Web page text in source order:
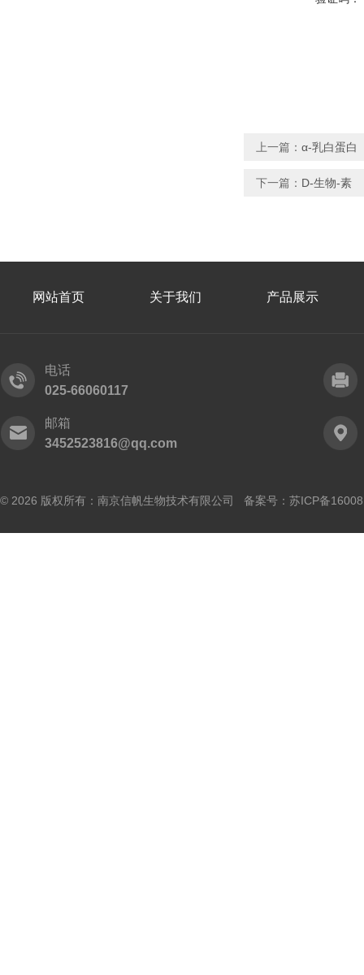
上一篇： α-乳白蛋白
下一篇： D-生物-素
网站首页 关于我们 产品展示
电话
025-66060117
邮箱
3452523816@qq.com
© 2026 版权所有：南京信帆生物技术有限公司 备案号： 苏ICP备